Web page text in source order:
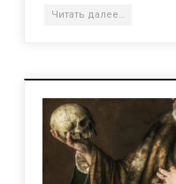
Читать далее…